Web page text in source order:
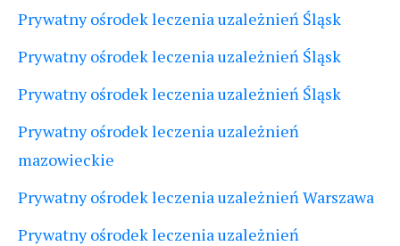
Prywatny ośrodek leczenia uzależnień Śląsk
Prywatny ośrodek leczenia uzależnień Śląsk
Prywatny ośrodek leczenia uzależnień Śląsk
Prywatny ośrodek leczenia uzależnień
mazowieckie
Prywatny ośrodek leczenia uzależnień Warszawa
Prywatny ośrodek leczenia uzależnień